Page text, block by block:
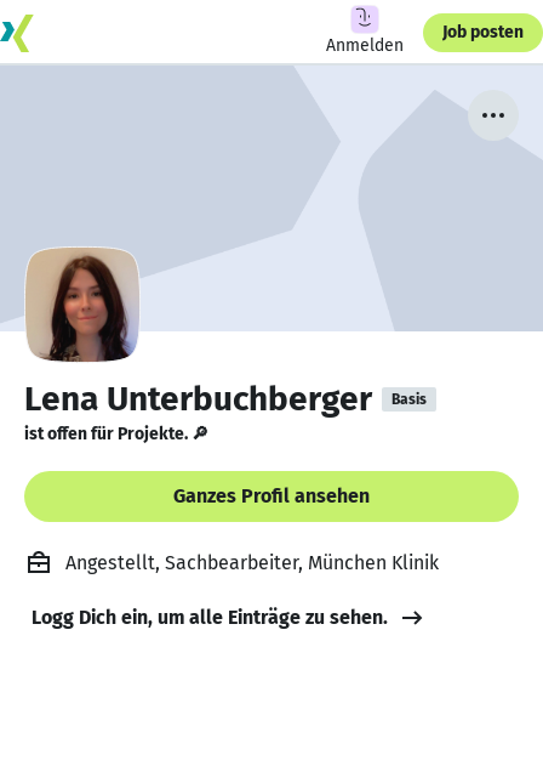
Anmelden
Job posten
Lena Unterbuchberger Basis
ist offen für Projekte. 🔎
Ganzes Profil ansehen
Angestellt, Sachbearbeiter, München Klinik
Logg Dich ein, um alle Einträge zu sehen.